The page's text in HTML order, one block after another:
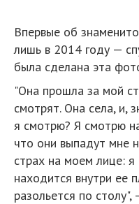
Впервые об
лишь в 2014 году —
была сделана эта
"Она прошла за мой
смотрят. Она села, и,
я смотрю? Я смотрю
что они выпадут мне
страх на моем лице:
находится внутри ее
разольется по столу",